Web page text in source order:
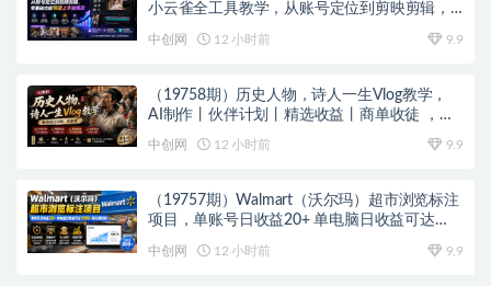
小云雀全工具教学，从账号定位到剪映剪辑，
中创网 12 小时前 9.9
（19758期）历史人物，诗人一生Vlog教学，
AI制作丨伙伴计划丨精选收益丨商单收徒 ，新
中创网 12 小时前 9.9
（19757期）Walmart（沃尔玛）超市浏览标注
项目，单账号日收益20+ 单电脑日收益可达
中创网 12 小时前 9.9